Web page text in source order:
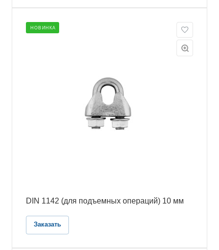
НОВИНКА
DIN 1142 (для подъемных операций) 10 мм
Заказать